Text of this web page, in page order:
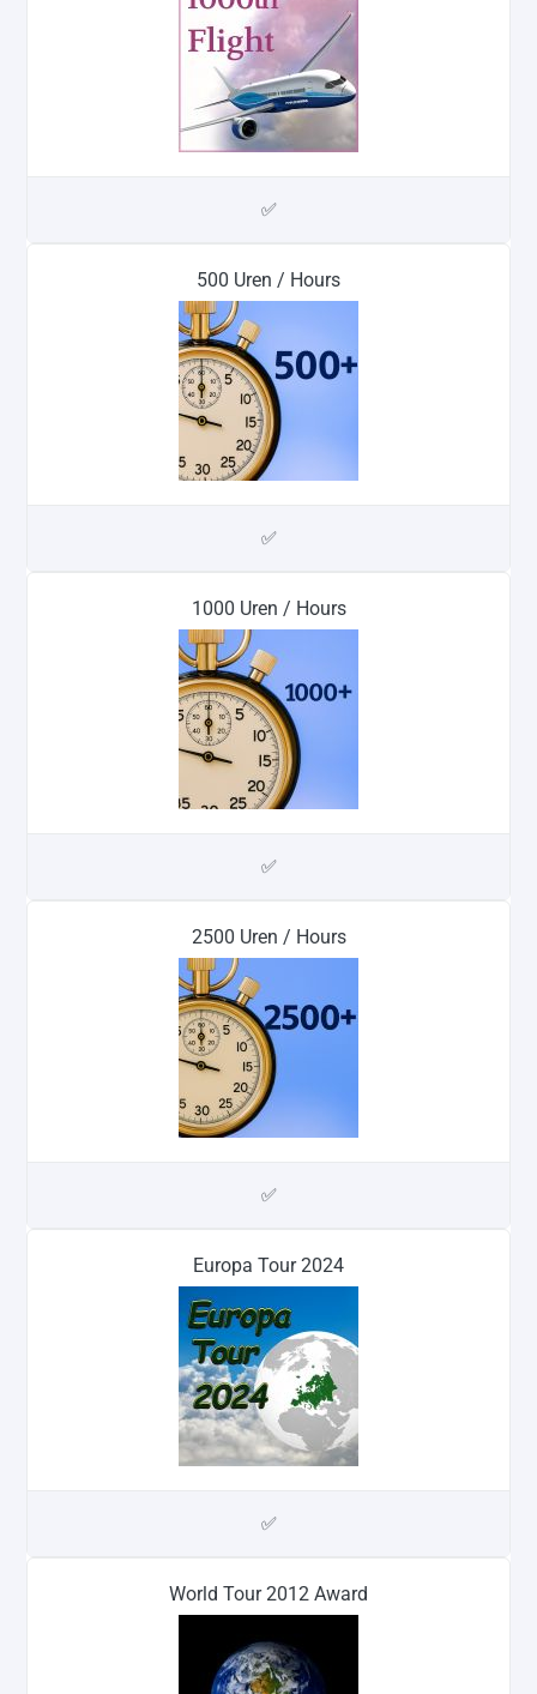
✅
500 Uren / Hours
✅
1000 Uren / Hours
✅
2500 Uren / Hours
✅
Europa Tour 2024
✅
World Tour 2012 Award